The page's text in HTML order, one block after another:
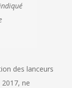
des lanceurs
ne